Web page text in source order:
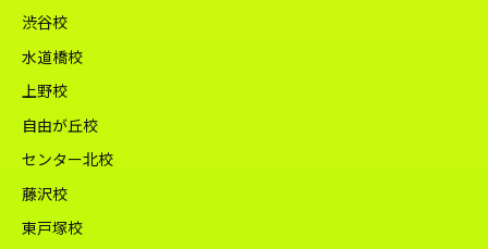
渋谷校
水道橋校
上野校
自由が丘校
センター北校
藤沢校
東戸塚校